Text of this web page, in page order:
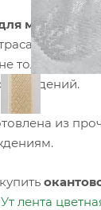
матрасов –
только
из
лента